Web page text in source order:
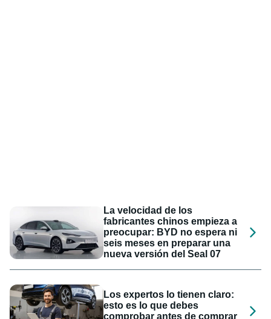
La velocidad de los
fabricantes chinos empieza a
preocupar: BYD no espera ni
seis meses en preparar una
nueva versión del Seal 07
Los expertos lo tienen claro:
esto es lo que debes
comprobar antes de comprar